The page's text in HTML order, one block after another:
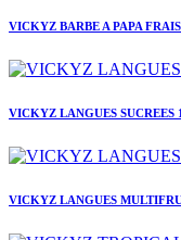
VICKYZ BARBE A PAPA
VICKYZ LANGUES SUCREES
VICKYZ LANGUES